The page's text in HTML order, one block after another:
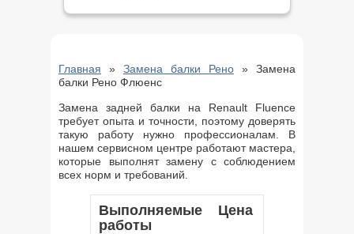
Главная » Замена балки Рено » Замена
балки Рено Флюенс
Замена задней балки на Renault Fluence
требует опыта и точности, поэтому доверять
такую работу нужно профессионалам. В
нашем сервисном центре работают мастера,
которые выполнят замену с соблюдением
всех норм и требований.
Выполняемые
работы
Цена